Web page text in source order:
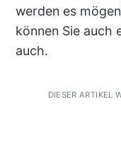
werden es
können Sie auch
auch.
DIESER ARTIKEL